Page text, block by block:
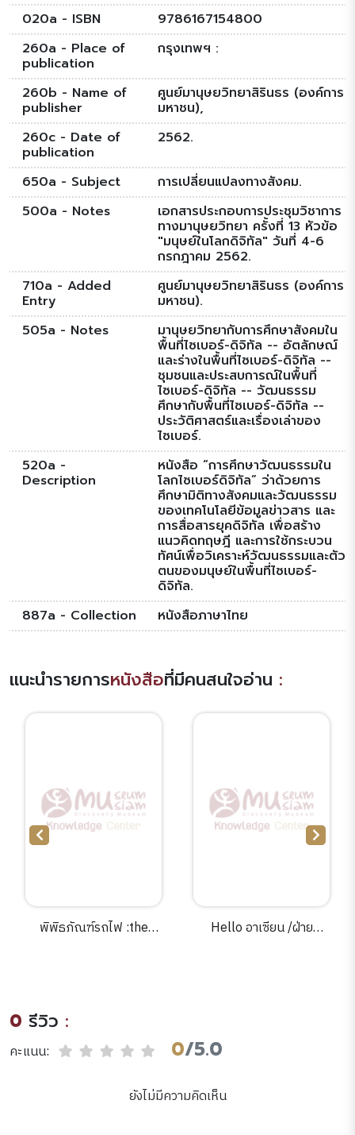
020a - ISBN
9786167154800
260a - Place of
publication
กรุงเทพฯ :
260b - Name of
publisher
ศูนย์มานุษยวิทยาสิรินธร (องค์การ
มหาชน),
260c - Date of
publication
2562.
650a - Subject
การเปลี่ยนแปลงทางสังคม.
500a - Notes
เอกสารประกอบการประชุมวิชาการ
ทางมานุษยวิทยา ครั้งที่ 13 หัวข้อ
"มนุษย์ในโลกดิจิทัล" วันที่ 4-6
กรกฎาคม 2562.
710a - Added
Entry
ศูนย์มานุษยวิทยาสิรินธร (องค์การ
มหาชน).
505a - Notes
มานุษยวิทยากับการศึกษาสังคมใน
พื้นที่ไซเบอร์-ดิจิทัล -- อัตลักษณ์
และร่างในพื้นที่ไซเบอร์-ดิจิทัล --
ชุมชนและประสบการณ์ในพื้นที่
ไซเบอร์-ดิจิทัล -- วัฒนธรรม
ศึกษากับพื้นที่ไซเบอร์-ดิจิทัล --
ประวัติศาสตร์และเรื่องเล่าของ
ไซเบอร์.
520a -
Description
หนังสือ “การศึกษาวัฒนธรรมใน
โลกไซเบอร์ดิจิทัล” ว่าด้วยการ
ศึกษามิติทางสังคมและวัฒนธรรม
ของเทคโนโลยีข้อมูลข่าวสาร และ
การสื่อสารยุคดิจิทัล เพื่อสร้าง
แนวคิดทฤษฎี และการใช้กระบวน
ทัศน์เพื่อวิเคราะห์วัฒนธรรมและตัว
ตนของมนุษย์ในพื้นที่ไซเบอร์-
ดิจิทัล.
887a - Collection
หนังสือภาษาไทย
แนะนำรายการหนังสือที่มีคนสนใจอ่าน :
พิพิธภัณฑ์รถไฟ :the
Hello อาเซียน /ฝ่าย
0 รีวิว :
คะแนน: 0/5.0
ยังไม่มีความคิดเห็น